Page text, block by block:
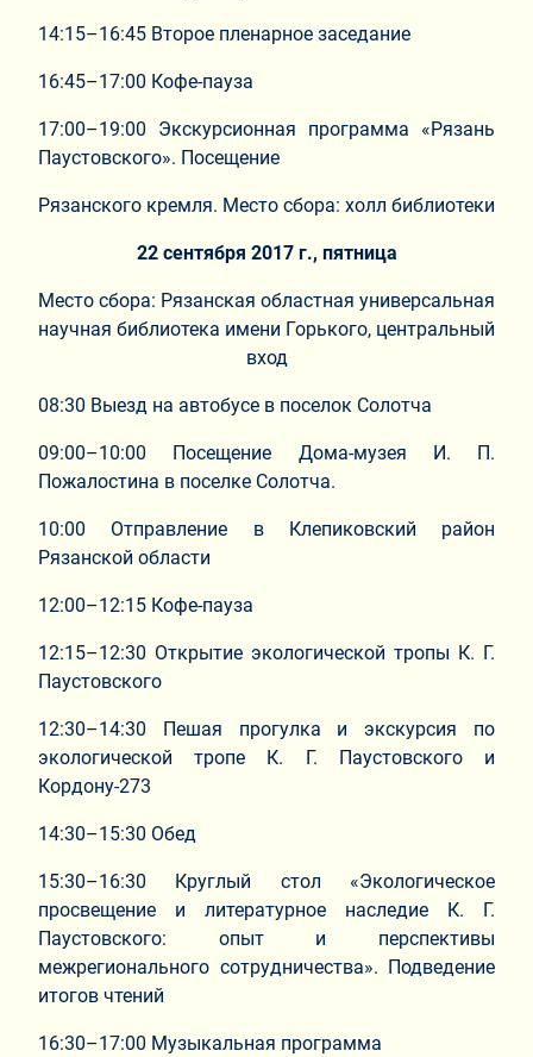
14:15–16:45 Второе пленарное заседание
16:45–17:00 Кофе-пауза
17:00–19:00 Экскурсионная программа «Рязань
Паустовского». Посещение
Рязанского кремля. Место сбора: холл библиотеки
22 сентября 2017 г., пятница
Место сбора: Рязанская областная универсальная
научная библиотека имени Горького, центральный
вход
08:30 Выезд на автобусе в поселок Солотча
09:00–10:00 Посещение Дома-музея И. П.
Пожалостина в поселке Солотча.
10:00 Отправление в Клепиковский район
Рязанской области
12:00–12:15 Кофе-пауза
12:15–12:30 Открытие экологической тропы К. Г.
Паустовского
12:30–14:30 Пешая прогулка и экскурсия по
экологической тропе К. Г. Паустовского и
Кордону-273
14:30–15:30 Обед
15:30–16:30 Круглый стол «Экологическое
просвещение и литературное наследие К. Г.
Паустовского: опыт и перспективы
межрегионального сотрудничества». Подведение
итогов чтений
16:30–17:00 Музыкальная программа